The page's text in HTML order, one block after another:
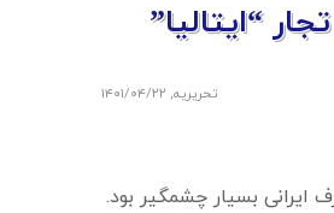
“ایتالیا”
تحریریه, ۱۴۰۱/۰۴/۲۲
ایرانی بسیار چشمگیر بود.